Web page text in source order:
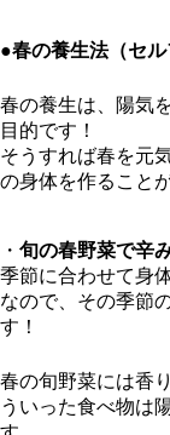
●春の養生法（セ
春の養生は、陽気
目的です！
そうすれば春を元
の身体を作ること
・ 旬の春野菜で辛
季節に合わせて身
なので、その季節
す！
春の旬野菜には香
ういった食べ物は